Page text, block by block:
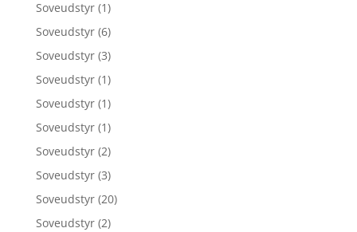
Soveudstyr (1)
Soveudstyr (6)
Soveudstyr (3)
Soveudstyr (1)
Soveudstyr (1)
Soveudstyr (1)
Soveudstyr (2)
Soveudstyr (3)
Soveudstyr (20)
Soveudstyr (2)